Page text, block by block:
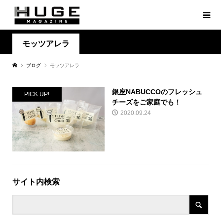
モッツアレラ
ブログ モッツアレラ
PICK UP!
銀座NABUCCOのフレッシュ
チーズをご家庭でも！
2020.09.24
サイト内検索